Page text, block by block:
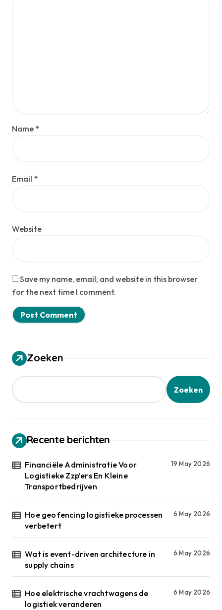
Name *
Email *
Website
Save my name, email, and website in this browser
for the next time I comment.
Zoeken
Zoeken
Recente berichten
Financiële Administratie Voor
Logistieke Zzp’ers En Kleine
Transportbedrijven
19 May 2026
Hoe geofencing logistieke processen
verbetert
6 May 2026
Wat is event-driven architecture in
supply chains
6 May 2026
Hoe elektrische vrachtwagens de
logistiek veranderen
6 May 2026